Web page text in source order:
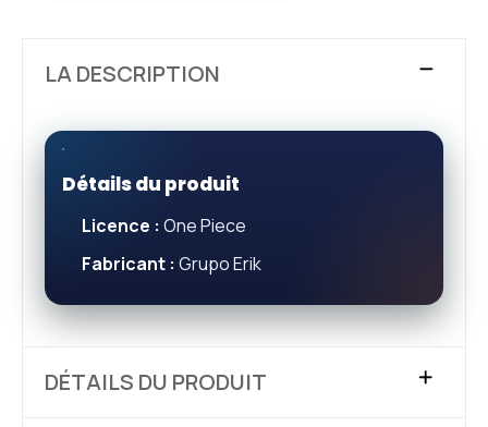
LA DESCRIPTION
Détails du produit
Licence : One Piece
Fabricant : Grupo Erik
DÉTAILS DU PRODUIT